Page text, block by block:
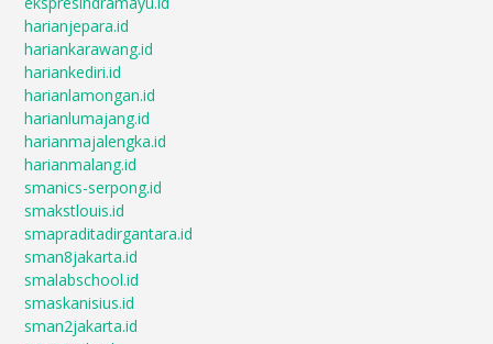
harianjepara.id
hariankarawang.id
hariankediri.id
harianlamongan.id
harianlumajang.id
harianmajalengka.id
harianmalang.id
smanics-serpong.id
smakstlouis.id
smapraditadirgantara.id
sman8jakarta.id
smalabschool.id
smaskanisius.id
sman2jakarta.id